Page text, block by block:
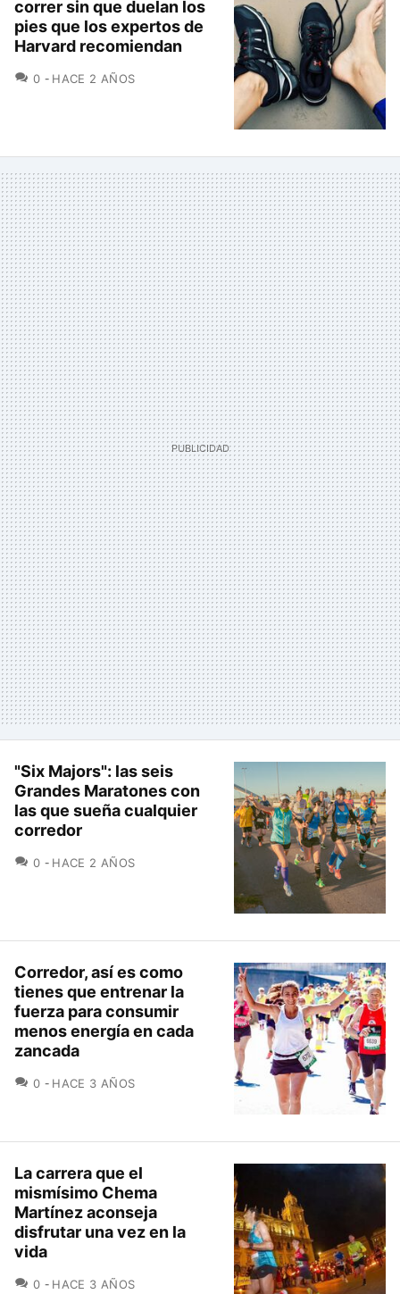
correr sin que duelan los
pies que los expertos de
Harvard recomiendan
0 COMENTARIOS
HACE 2 AÑOS
"Six Majors": las seis
Grandes Maratones con
las que sueña cualquier
corredor
0 COMENTARIOS
HACE 2 AÑOS
Corredor, así es como
tienes que entrenar la
fuerza para consumir
menos energía en cada
zancada
0 COMENTARIOS
HACE 3 AÑOS
La carrera que el
mismísimo Chema
Martínez aconseja
disfrutar una vez en la
vida
0 COMENTARIOS
HACE 3 AÑOS